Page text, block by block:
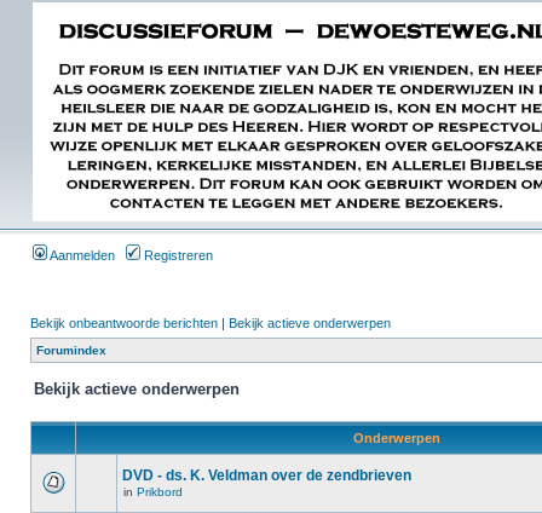
Aanmelden Registreren
Bekijk onbeantwoorde berichten | Bekijk actieve onderwerpen
Forumindex
Bekijk actieve onderwerpen
Onderwerpen
DVD - ds. K. Veldman over de zendbrieven
in Prikbord